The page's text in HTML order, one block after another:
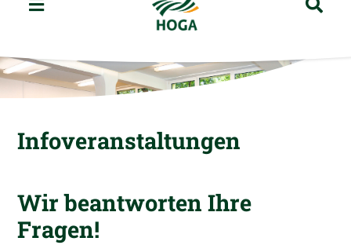
Infoveranstaltungen
Wir beantworten Ihre
Fragen!